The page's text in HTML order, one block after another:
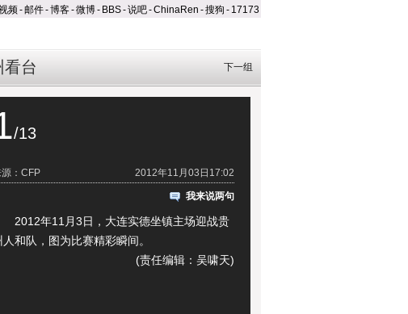
频-邮件-博客-微博- BBS-说吧-ChinaRen -搜狗 - 17173
台 下一组
/13
2012年11月03日17:02
：CFP
我来说两句
年11月3日，大连实德坐镇主场迎战贵
人和队，图为比赛精彩瞬间。
(责任编辑：吴啸天)